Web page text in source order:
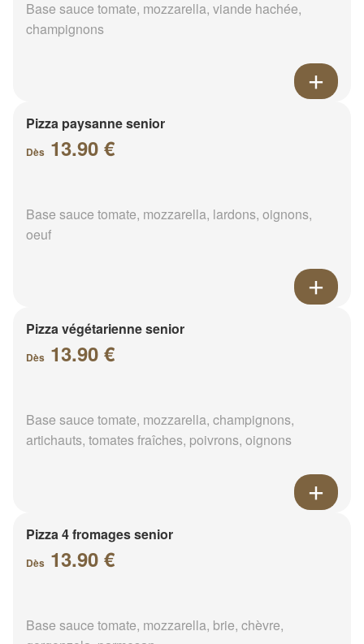
Base sauce tomate, mozzarella, viande hachée,
champignons
Pizza paysanne senior
Dès 13.90 €
Base sauce tomate, mozzarella, lardons, oignons,
oeuf
Pizza végétarienne senior
Dès 13.90 €
Base sauce tomate, mozzarella, champignons,
artichauts, tomates fraîches, poivrons, oignons
Pizza 4 fromages senior
Dès 13.90 €
Base sauce tomate, mozzarella, brie, chèvre,